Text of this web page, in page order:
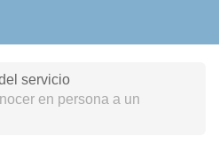
servicio
en persona a un